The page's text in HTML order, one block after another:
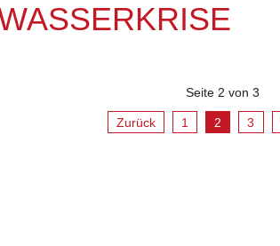
Seite 2 von 3
Zurück 1 2 3